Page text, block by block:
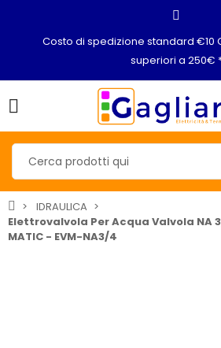
Costo di spedizione standard €10
superiori a 250€
IDRAULICA
Elettrovalvola Per Acqua Valvola NA
MATIC - EVM-NA3/4